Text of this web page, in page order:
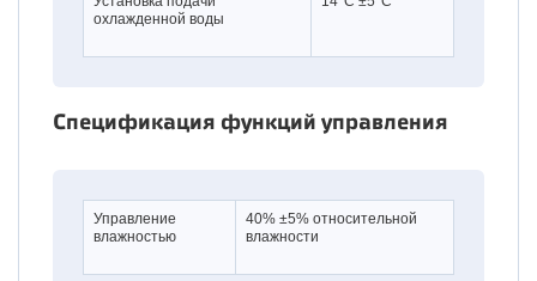
охлажденной воды
Спецификация функций управления
Управление
влажностью
40% ±5% относительной
влажности